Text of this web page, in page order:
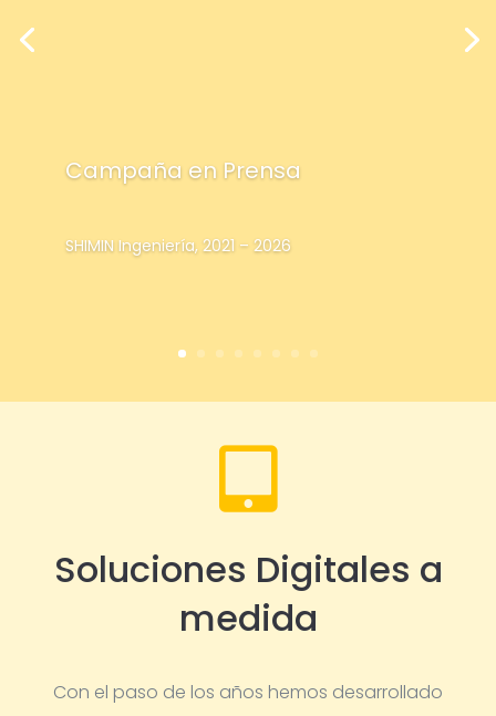
Campaña en Prensa
SHIMIN Ingeniería, 2021 – 2026

Soluciones Digitales a
medida
Con el paso de los años hemos desarrollado